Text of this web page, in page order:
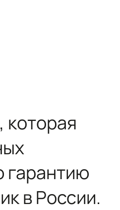
которая
гарантию
в России.